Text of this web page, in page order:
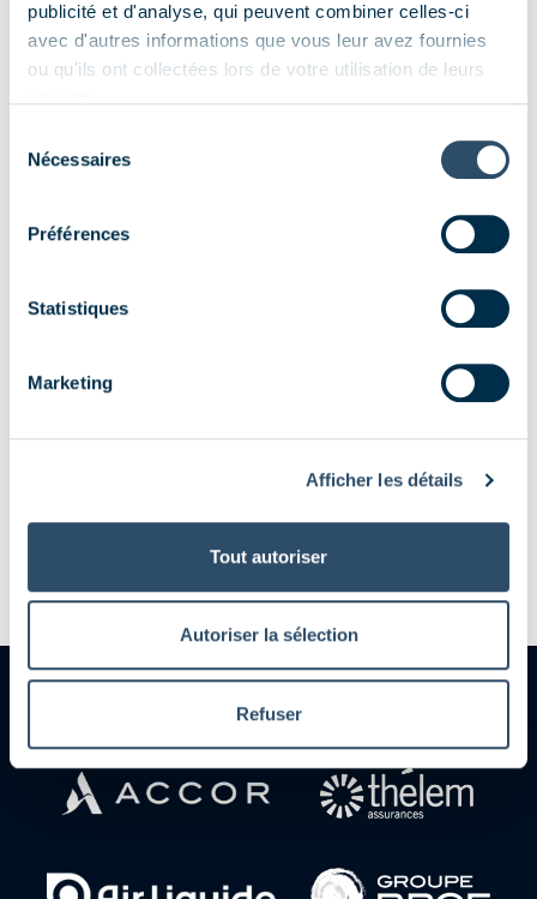
publicité et d'analyse, qui peuvent combiner celles-ci
avec d'autres informations que vous leur avez fournies
ou qu'ils ont collectées lors de votre utilisation de leurs
Nécessaires
Préférences
Statistiques
Marketing
Afficher les détails
Tout autoriser
Autoriser la sélection
Refuser
Un rapport auquel a contribué Louis-Noël Viviès,
directeur général d'Energy Observer.
Engagez-
découvrez toutes les façons de
vous impliquer dans des actions
concrètes !
Nos mécènes
Mécènes fondateurs